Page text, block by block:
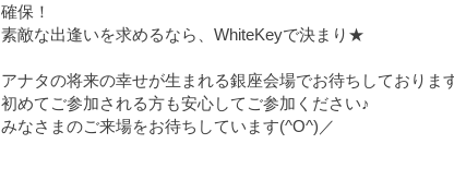
確保！
素敵な出逢いを求めるなら、WhiteKeyで決まり★
アナタの将来の幸せが生まれる銀座会場でお待ちしておりま
初めてご参加される方も安心してご参加ください♪
みなさまのご来場をお待ちしています(^O^)／